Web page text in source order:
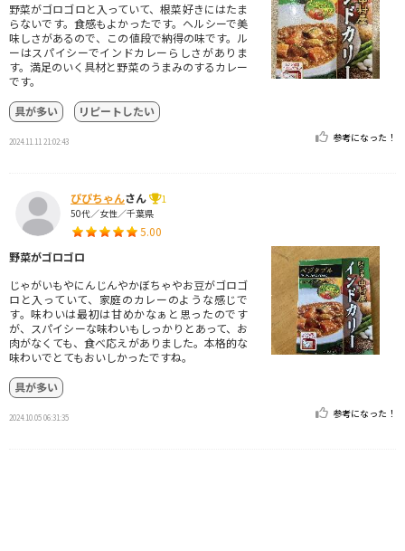
野菜がゴロゴロと入っていて、根菜好きにはたま
らないです。食感もよかったです。ヘルシーで美
味しさがあるので、この値段で納得の味です。ル
ーはスパイシーでインドカレーらしさがありま
す。満足のいく具材と野菜のうまみのするカレー
です。
具が多い
リピートしたい
2024.11.11 21:02:43 参考になった！
ぴぴちゃんさん
1
50代／女性／千葉県
5.00
野菜がゴロゴロ
じゃがいもやにんじんやかぼちゃやお豆がゴロゴ
ロと入っていて、家庭のカレーのような感じで
す。味わいは最初は甘めかなぁと思ったのです
が、スパイシーな味わいもしっかりとあって、お
肉がなくても、食べ応えがありました。本格的な
味わいでとてもおいしかったですね。
具が多い
2024.10.05 06:31:35 参考になった！